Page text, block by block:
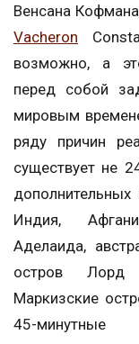
Венсана
Vacheron
возможно, а
перед собой
мировым
ряду причин
существует не
Индия,
Аделаида,
остров Лорд
Маркизские
45-минутные